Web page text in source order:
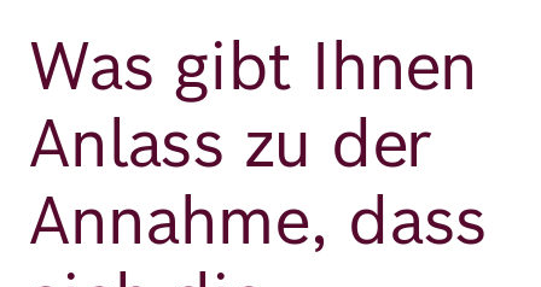
Was gibt Ihnen
Anlass zu der
Annahme, dass